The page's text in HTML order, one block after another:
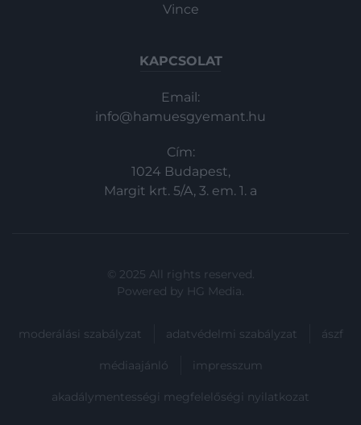
Vince
KAPCSOLAT
Email:
info@hamuesgyemant.hu
Cím:
1024 Budapest,
Margit krt. 5/A, 3. em. 1. a
© 2025 All rights reserved.
Powered by HG Media.
moderálási szabályzat adatvédelmi szabályzat ászf
médiaajánló impresszum
akadálymentességi megfelelőségi nyilatkozat